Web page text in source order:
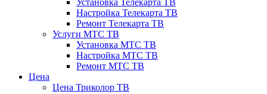
Установка Телекарта ТВ
Настройка Телекарта ТВ
Ремонт Телекарта ТВ
Услуги МТС ТВ
Установка МТС ТВ
Настройка МТС ТВ
Ремонт МТС ТВ
Цена
Цена Триколор ТВ